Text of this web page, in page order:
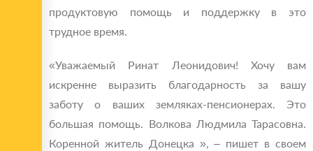
продуктовую помощь и поддержку в это
трудное время.
«Уважаемый Ринат Леонидович! Хочу вам
искренне выразить благодарность за вашу
заботу о ваших земляках-пенсионерах. Это
большая помощь. Волкова Людмила Тарасовна.
Коренной житель Донецка », – пишет в своем